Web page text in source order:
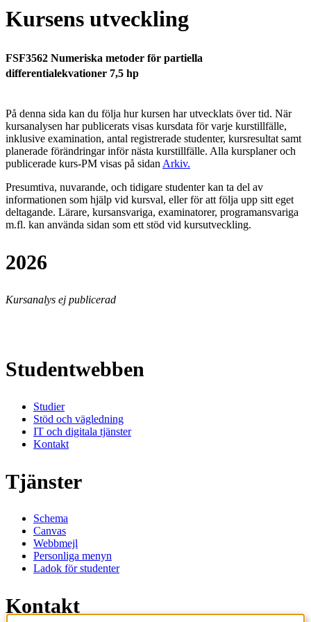
Kursens utveckling
FSF3562 Numeriska metoder för partiella
differentialekvationer 7,5 hp
På denna sida kan du följa hur kursen har utvecklats över tid. När
kursanalysen har publicerats visas kursdata för varje kurstillfälle,
inklusive examination, antal registrerade studenter, kursresultat samt
planerade förändringar inför nästa kurstillfälle. Alla kursplaner och
publicerade kurs-PM visas på sidan Arkiv.
Presumtiva, nuvarande, och tidigare studenter kan ta del av
informationen som hjälp vid kursval, eller för att följa upp sitt eget
deltagande. Lärare, kursansvariga, examinatorer, programansvariga
m.fl. kan använda sidan som ett stöd vid kursutveckling.
2026
Kursanalys ej publicerad
Studentwebben
Studier
Stöd och vägledning
IT och digitala tjänster
Kontakt
Tjänster
Schema
Canvas
Webbmejl
Personliga menyn
Ladok för studenter
Kontakt